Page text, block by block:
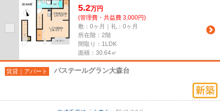
5.2万円
(管理費・共益費 3,000円)
敷：0ヶ月｜礼：0ヶ月
所在階：2階
間取り：1LDK
面積：30.64㎡
賃貸｜アパート パステールグラン大森台